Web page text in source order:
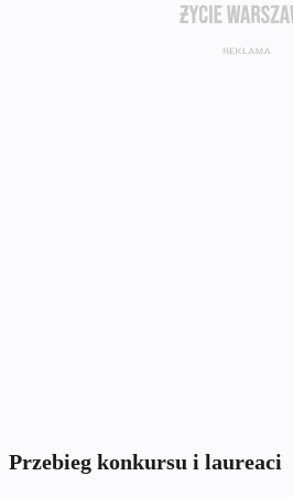
Przebieg konkursu i laureaci